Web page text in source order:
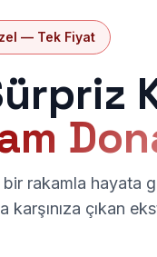
— Tek Fiyat
rakamla hayata
çıkan